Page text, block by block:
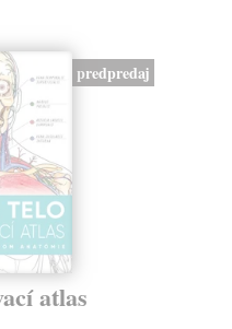
predpredaj
atlas